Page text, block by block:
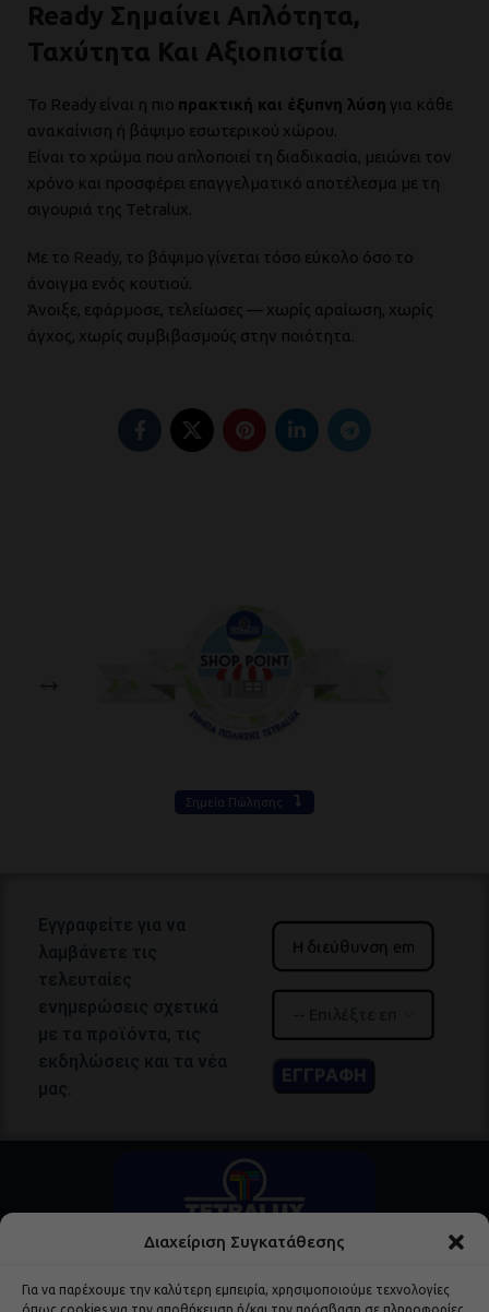
Διαχείριση Συγκατάθεσης
Για να παρέχουμε την καλύτερη εμπειρία, χρησιμοποιούμε τεχνολογίες
Ready Σημαίνει Απλότητα,
Ταχύτητα Και Αξιοπιστία
Το Ready είναι η πιο πρακτική και έξυπνη λύση για κάθε
ανακαίνιση ή βάψιμο εσωτερικού χώρου.
Είναι το χρώμα που απλοποιεί τη διαδικασία, μειώνει τον
χρόνο και προσφέρει επαγγελματικό αποτέλεσμα με τη
σιγουριά της Tetralux.
Με το Ready, το βάψιμο γίνεται τόσο εύκολο όσο το
άνοιγμα ενός κουτιού.
Άνοιξε, εφάρμοσε, τελείωσες — χωρίς αραίωση, χωρίς
άγχος, χωρίς συμβιβασμούς στην ποιότητα.
Σημεία Πώλησης